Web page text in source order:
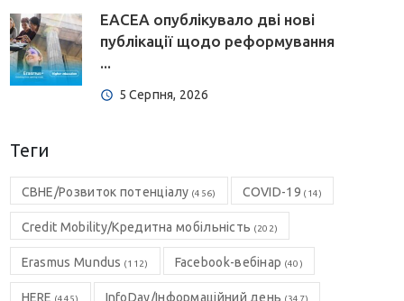
EACEA опублікувало дві нові
публікації щодо реформування
...
5 Серпня, 2026
Теги
CBHE/Розвиток потенціалу (456) COVID-19 (14)
Credit Mobility/Кредитна мобільність (202)
Erasmus Mundus (112) Facebook-вебінар (40)
HERE (445) InfoDay/Інформаційний день (347)